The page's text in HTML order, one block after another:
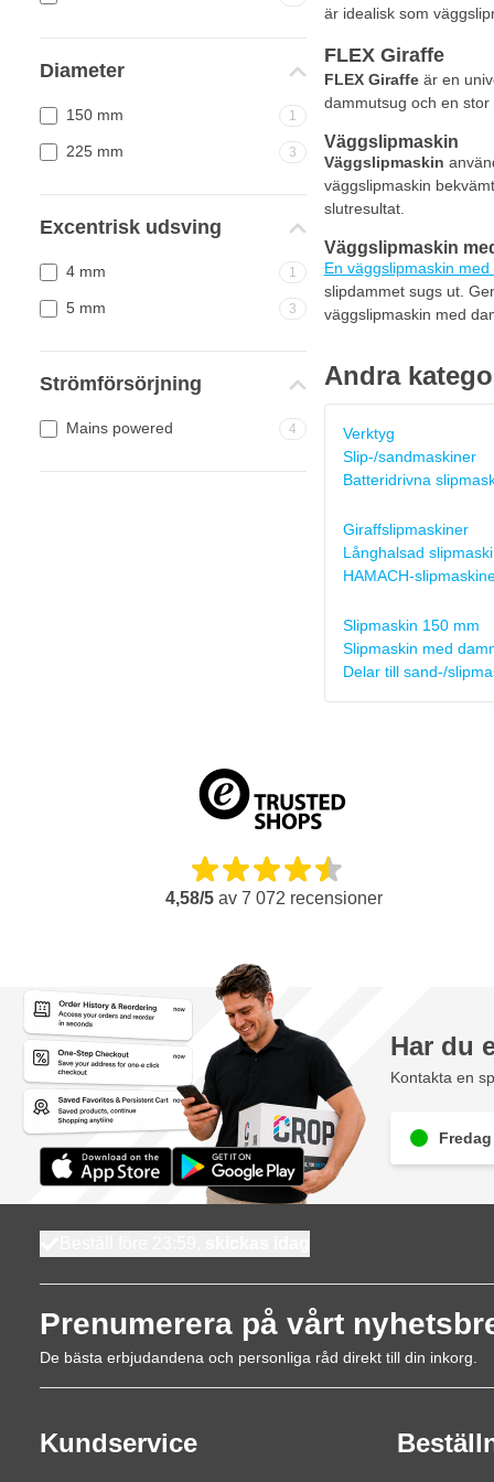
Diameter
150 mm 1
225 mm 3
Excentrisk udsving
4 mm 1
5 mm 3
Strömförsörjning
Mains powered 4
är idealisk som
FLEX Giraffe
FLEX Giraffeär en
dammutsug och en
Väggslipmaskin
Väggslipmaskin
väggslipmaskin
slutresultat.
Väggslipmaskin
En väggslipmaskin
slipdammet sugs ut.
väggslipmaskin med
Andra
Verktyg
Slip-/sandmaskiner
Batteridrivna
Giraffslipmaskiner
Långhalsad
HAMACH-
Slipmaskin 150 mm
Slipmaskin med
Delar till sand-/
4,58/5av 7 072 recensioner
Har du
Kontakta en
Prenumerera på vårt
De bästa erbjudandena och personliga råd direkt till din inkorg.
Kundservice